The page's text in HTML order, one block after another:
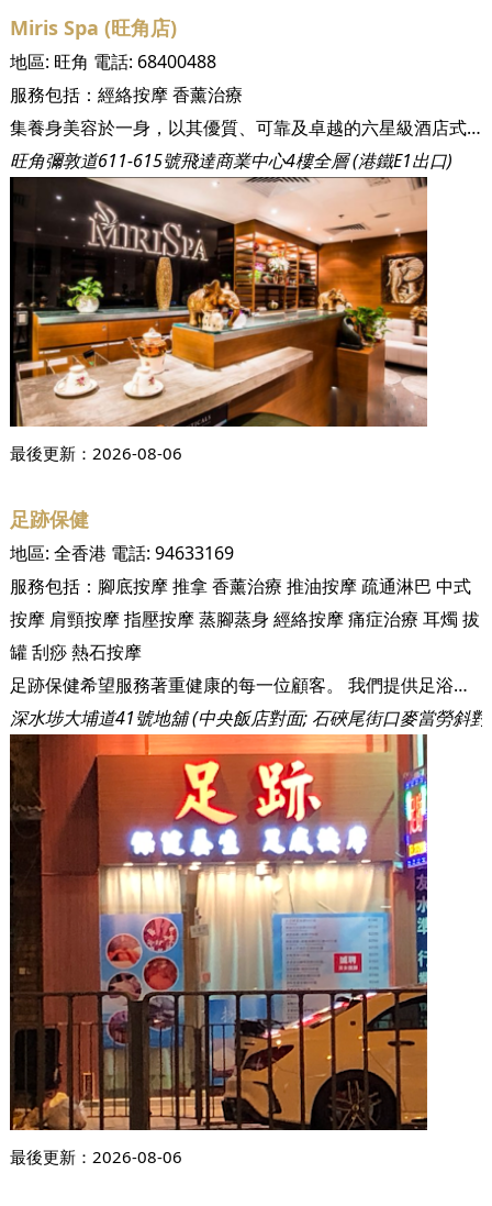
Miris Spa (旺角店)
地區: 旺角 電話: 68400488
服務包括： 經絡按摩香薰治療
集養身美容於一身，以其優質、可靠及卓越的六星級酒店式服務見稱，每位Miris Spa美療師運用專業的按摩手法，讓無數尊貴顧客身心壓力得以釋放，位置尖沙咀、銅鑼灣、旺角及荃灣的岩石按摩專門店以現代舒適的設計為主題，房間內備有獨立按摩床，配上柔和燈光予人全面放鬆的環境，讓顧客可盡情享受按摩帶來的舒緩感覺，使身心靈達到完美平衡！ Miris Spa一直堅守以天然不具侵害性的自然療法，務求為顧客締造出「由內而外」健康的自然美肌效果。
旺角彌敦道611-615號飛達商業中心4樓全層 (港鐵E1出口)
最後更新： 2026-08-06
足跡保健
地區: 全香港 電話: 94633169
服務包括： 腳底按摩推拿香薰治療 推油按摩疏通淋巴 中式
按摩 肩頸按摩指壓按摩蒸腳蒸身經絡按摩痛症治療 耳燭 拔
罐刮痧熱石按摩
足跡保健希望服務著重健康的每一位顧客。 我們提供足浴，足底按摩，專業穴位推拿，香薰推拿，痛症治療，淋巴排毒，推油，拔火罐，修腳甲和採耳等服務。 歡迎男女賓客，查詢詳情及預約，請致電2777 1698。
深水埗大埔道41號地舖 (中央飯店對面; 石硤尾街口麥當勞斜對
最後更新： 2026-08-06